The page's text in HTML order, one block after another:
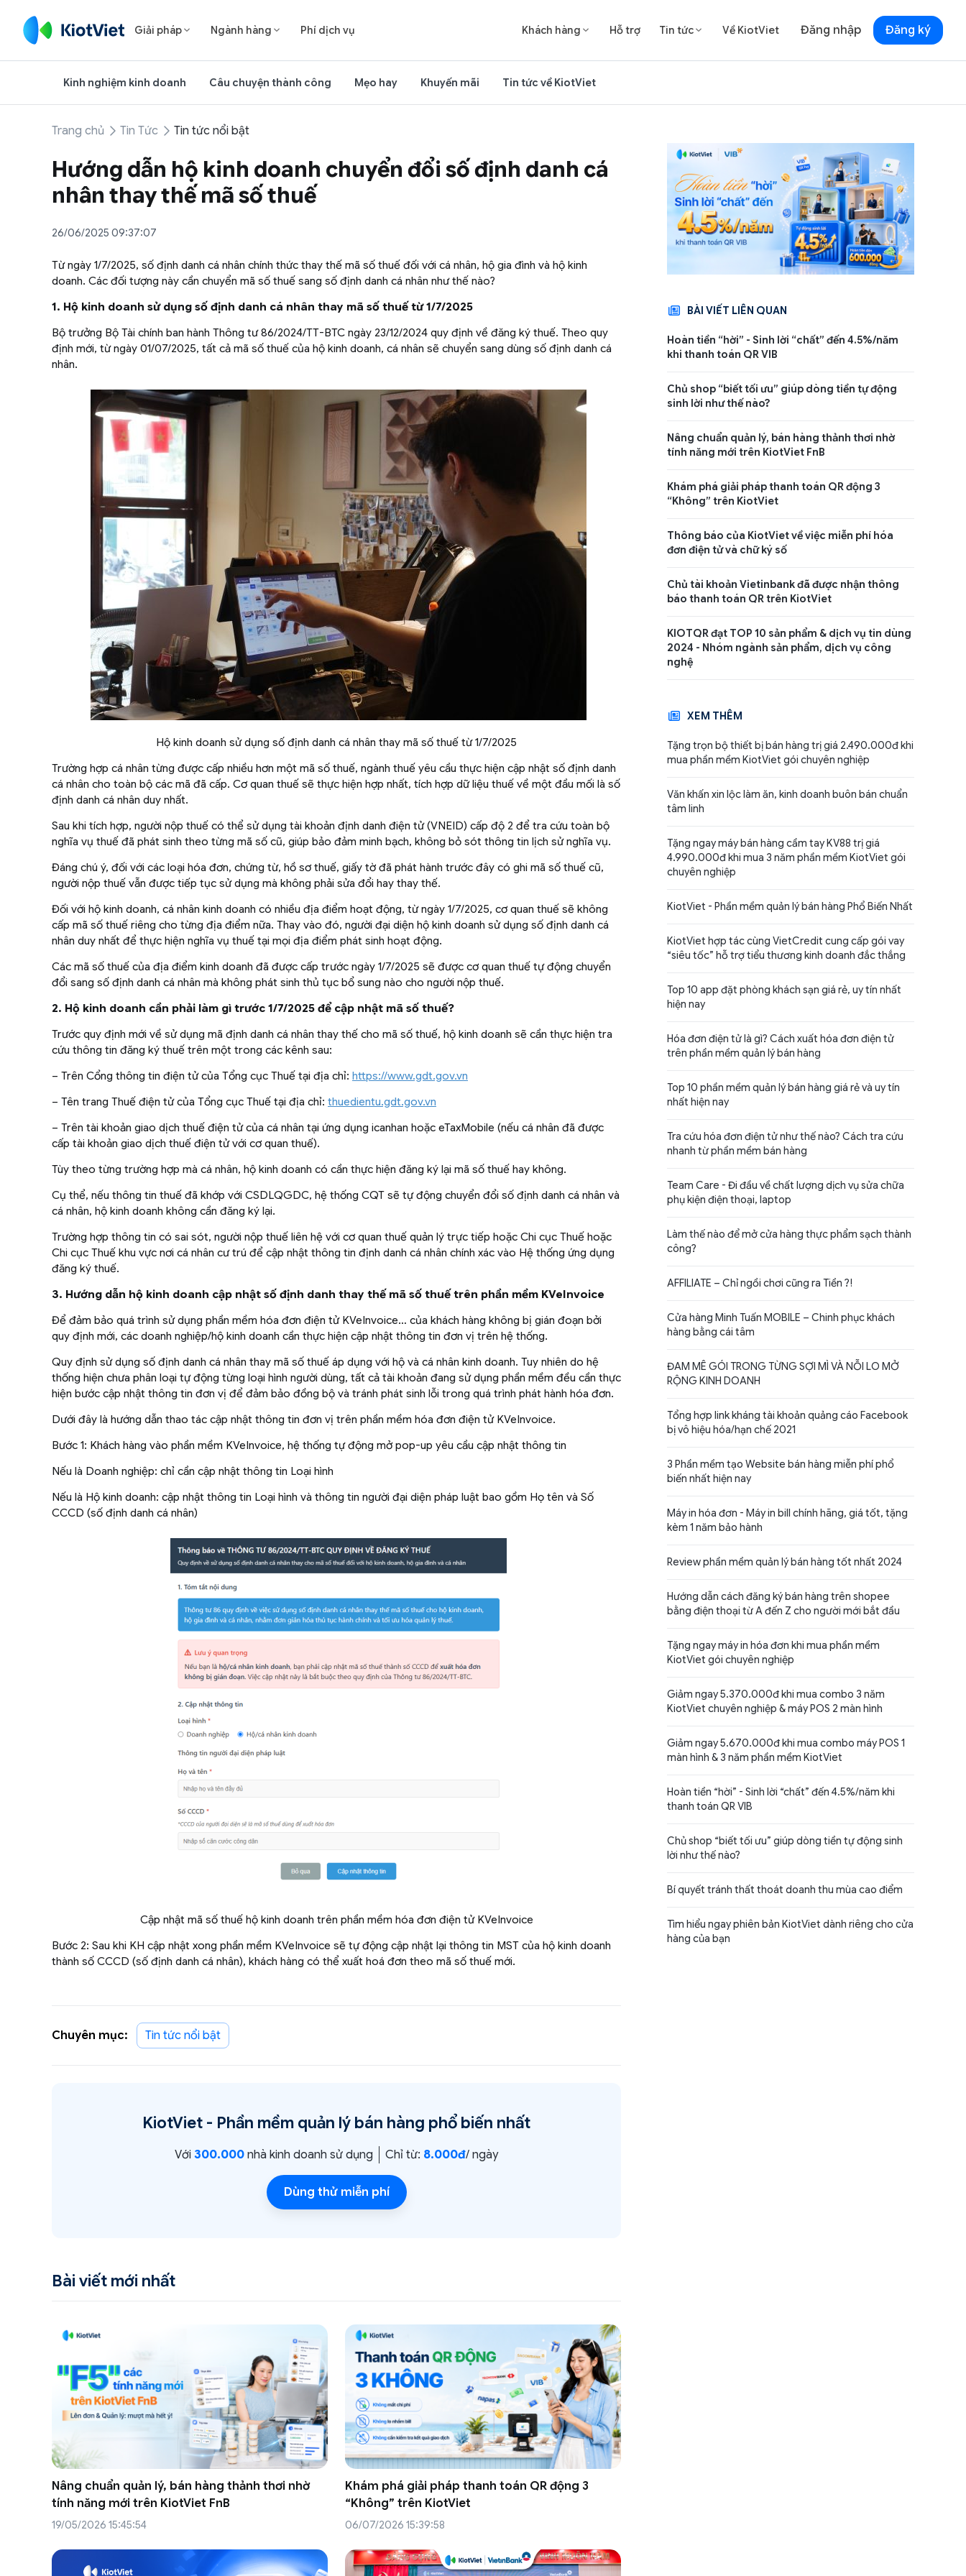
Giải pháp  Ngành hàng  Phí dịch vụ Khách hàng  Hỗ trợ Tin tức  Về KiotViet Đăng nhập Đăng ký
Kinh nghiệm kinh doanh Câu chuyện thành công Mẹo hay Khuyến mãi Tin tức về KiotViet
Trang chủ Tin Tức Tin tức nổi bật
Hướng dẫn hộ kinh doanh chuyển đổi số định danh cá
nhân thay thế mã số thuế
26/06/2025 09:37:07
Từ ngày 1/7/2025, số định danh cá nhân chính thức thay thế mã số thuế đối với cá nhân, hộ gia đình và hộ kinh
doanh. Các đối tượng này cần chuyển mã số thuế sang số định danh cá nhân như thế nào?
1. Hộ kinh doanh sử dụng số định danh cá nhân thay mã số thuế từ 1/7/2025
Bộ trưởng Bộ Tài chính ban hành Thông tư 86/2024/TT-BTC ngày 23/12/2024 quy định về đăng ký thuế. Theo quy
định mới, từ ngày 01/07/2025, tất cả mã số thuế của hộ kinh doanh, cá nhân sẽ chuyển sang dùng số định danh cá
nhân.
Hộ kinh doanh sử dụng số định danh cá nhân thay mã số thuế từ 1/7/2025
Trường hợp cá nhân từng được cấp nhiều hơn một mã số thuế, ngành thuế yêu cầu thực hiện cập nhật số định danh
cá nhân cho toàn bộ các mã đã cấp. Cơ quan thuế sẽ thực hiện hợp nhất, tích hợp dữ liệu thuế về một đầu mối là số
định danh cá nhân duy nhất.
Sau khi tích hợp, người nộp thuế có thể sử dụng tài khoản định danh điện tử (VNEID) cấp độ 2 để tra cứu toàn bộ
nghĩa vụ thuế đã phát sinh theo từng mã số cũ, giúp bảo đảm minh bạch, không bỏ sót thông tin lịch sử nghĩa vụ.
Đáng chú ý, đối với các loại hóa đơn, chứng từ, hồ sơ thuế, giấy tờ đã phát hành trước đây có ghi mã số thuế cũ,
người nộp thuế vẫn được tiếp tục sử dụng mà không phải sửa đổi hay thay thế.
Đối với hộ kinh doanh, cá nhân kinh doanh có nhiều địa điểm hoạt động, từ ngày 1/7/2025, cơ quan thuế sẽ không
cấp mã số thuế riêng cho từng địa điểm nữa. Thay vào đó, người đại diện hộ kinh doanh sử dụng số định danh cá
nhân duy nhất để thực hiện nghĩa vụ thuế tại mọi địa điểm phát sinh hoạt động.
Các mã số thuế của địa điểm kinh doanh đã được cấp trước ngày 1/7/2025 sẽ được cơ quan thuế tự động chuyển
đổi sang số định danh cá nhân mà không phát sinh thủ tục bổ sung nào cho người nộp thuế.
2. Hộ kinh doanh cần phải làm gì trước 1/7/2025 để cập nhật mã số thuế?
Trước quy định mới về sử dụng mã định danh cá nhân thay thế cho mã số thuế, hộ kinh doanh sẽ cần thực hiện tra
cứu thông tin đăng ký thuế trên một trong các kênh sau:
– Trên Cổng thông tin điện tử của Tổng cục Thuế tại địa chỉ: https://www.gdt.gov.vn
– Tên trang Thuế điện tử của Tổng cục Thuế tại địa chỉ: thuedientu.gdt.gov.vn
– Trên tài khoản giao dịch thuế điện tử của cá nhân tại ứng dụng icanhan hoặc eTaxMobile (nếu cá nhân đã được
cấp tài khoản giao dịch thuế điện tử với cơ quan thuế).
Tùy theo từng trường hợp mà cá nhân, hộ kinh doanh có cần thực hiện đăng ký lại mã số thuế hay không.
Cụ thể, nếu thông tin thuế đã khớp với CSDLQGDC, hệ thống CQT sẽ tự động chuyển đổi số định danh cá nhân và
cá nhân, hộ kinh doanh không cần đăng ký lại.
Trường hợp thông tin có sai sót, người nộp thuế liên hệ với cơ quan thuế quản lý trực tiếp hoặc Chi cục Thuế hoặc
Chi cục Thuế khu vực nơi cá nhân cư trú để cập nhật thông tin định danh cá nhân chính xác vào Hệ thống ứng dụng
đăng ký thuế.
3. Hướng dẫn hộ kinh doanh cập nhật số định danh thay thế mã số thuế trên phần mềm KVeInvoice
Để đảm bảo quá trình sử dụng phần mềm hóa đơn điện tử KVeInvoice… của khách hàng không bị gián đoạn bởi
quy định mới, các doanh nghiệp/hộ kinh doanh cần thực hiện cập nhật thông tin đơn vị trên hệ thống.
Quy định sử dụng số định danh cá nhân thay mã số thuế áp dụng với hộ và cá nhân kinh doanh. Tuy nhiên do hệ
thống hiện chưa phân loại tự động từng loại hình người dùng, tất cả tài khoản đang sử dụng phần mềm đều cần thực
hiện bước cập nhật thông tin đơn vị để đảm bảo đồng bộ và tránh phát sinh lỗi trong quá trình phát hành hóa đơn.
Dưới đây là hướng dẫn thao tác cập nhật thông tin đơn vị trên phần mềm hóa đơn điện tử KVeInvoice.
Bước 1: Khách hàng vào phần mềm KVeInvoice, hệ thống tự động mở pop-up yêu cầu cập nhật thông tin
Nếu là Doanh nghiệp: chỉ cần cập nhật thông tin Loại hình
Nếu là Hộ kinh doanh: cập nhật thông tin Loại hình và thông tin người đại diện pháp luật bao gồm Họ tên và Số
CCCD (số định danh cá nhân)
Cập nhật mã số thuế hộ kinh doanh trên phần mềm hóa đơn điện tử KVeInvoice
Bước 2: Sau khi KH cập nhật xong phần mềm KVeInvoice sẽ tự động cập nhật lại thông tin MST của hộ kinh doanh
thành số CCCD (số định danh cá nhân), khách hàng có thể xuất hoá đơn theo mã số thuế mới.
Chuyên mục: Tin tức nổi bật
KiotViet - Phần mềm quản lý bán hàng phổ biến nhất
Với 300.000 nhà kinh doanh sử dụng Chỉ từ: 8.000đ/ ngày
Dùng thử miễn phí
Bài viết mới nhất
Nâng chuẩn quản lý, bán hàng thảnh thơi nhờ
tính năng mới trên KiotViet FnB
19/05/2026 15:45:54
Khám phá giải pháp thanh toán QR động 3
“Không” trên KiotViet
06/07/2026 15:39:58
BÀI VIẾT LIÊN QUAN
Hoàn tiền “hời” - Sinh lời “chất” đến 4.5%/năm
khi thanh toán QR VIB
Chủ shop “biết tối ưu” giúp dòng tiền tự động
sinh lời như thế nào?
Nâng chuẩn quản lý, bán hàng thảnh thơi nhờ
tính năng mới trên KiotViet FnB
Khám phá giải pháp thanh toán QR động 3
“Không” trên KiotViet
Thông báo của KiotViet về việc miễn phí hóa
đơn điện tử và chữ ký số
Chủ tài khoản Vietinbank đã được nhận thông
báo thanh toán QR trên KiotViet
KIOTQR đạt TOP 10 sản phẩm & dịch vụ tin dùng
2024 - Nhóm ngành sản phẩm, dịch vụ công
nghệ
XEM THÊM
Tặng trọn bộ thiết bị bán hàng trị giá 2.490.000đ khi
mua phần mềm KiotViet gói chuyên nghiệp
Văn khấn xin lộc làm ăn, kinh doanh buôn bán chuẩn
tâm linh
Tặng ngay máy bán hàng cầm tay KV88 trị giá
4.990.000đ khi mua 3 năm phần mềm KiotViet gói
chuyên nghiệp
KiotViet - Phần mềm quản lý bán hàng Phổ Biến Nhất
KiotViet hợp tác cùng VietCredit cung cấp gói vay
“siêu tốc” hỗ trợ tiểu thương kinh doanh đắc thắng
Top 10 app đặt phòng khách sạn giá rẻ, uy tín nhất
hiện nay
Hóa đơn điện tử là gì? Cách xuất hóa đơn điện tử
trên phần mềm quản lý bán hàng
Top 10 phần mềm quản lý bán hàng giá rẻ và uy tín
nhất hiện nay
Tra cứu hóa đơn điện tử như thế nào? Cách tra cứu
nhanh từ phần mềm bán hàng
Team Care - Đi đầu về chất lượng dịch vụ sửa chữa
phụ kiện điện thoại, laptop
Làm thế nào để mở cửa hàng thực phẩm sạch thành
công?
AFFILIATE – Chỉ ngồi chơi cũng ra Tiền ?!
Cửa hàng Minh Tuấn MOBILE – Chinh phục khách
hàng bằng cái tâm
ĐAM MÊ GÓI TRONG TỪNG SỢI MÌ VÀ NỖI LO MỞ
RỘNG KINH DOANH
Tổng hợp link kháng tài khoản quảng cáo Facebook
bị vô hiệu hóa/hạn chế 2021
3 Phần mềm tạo Website bán hàng miễn phí phổ
biến nhất hiện nay
Máy in hóa đơn - Máy in bill chính hãng, giá tốt, tặng
kèm 1 năm bảo hành
Review phần mềm quản lý bán hàng tốt nhất 2024
Hướng dẫn cách đăng ký bán hàng trên shopee
bằng điện thoại từ A đến Z cho người mới bắt đầu
Tặng ngay máy in hóa đơn khi mua phần mềm
KiotViet gói chuyên nghiệp
Giảm ngay 5.370.000đ khi mua combo 3 năm
KiotViet chuyên nghiệp & máy POS 2 màn hình
Giảm ngay 5.670.000đ khi mua combo máy POS 1
màn hình & 3 năm phần mềm KiotViet
Hoàn tiền “hời” - Sinh lời “chất” đến 4.5%/năm khi
thanh toán QR VIB
Chủ shop “biết tối ưu” giúp dòng tiền tự động sinh
lời như thế nào?
Bí quyết tránh thất thoát doanh thu mùa cao điểm
Tìm hiểu ngay phiên bản KiotViet dành riêng cho cửa
hàng của bạn